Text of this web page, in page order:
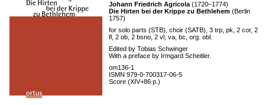
Johann Friedrich Agricola (1720–1774)
Die Hirten bei der Krippe zu Bethlehem (Berlin
1757)
for solo parts (STB), choir (SATB), 3 trp, pk, 2 cor, 2
fl, 2 ob, 2 bsno, 2 vl, va, bc, org. obl.
Edited by Tobias Schwinger
With a preface by Irmgard Scheitler.
om136-1
ISMN 979-0-700317-06-5
Score (XIV+86 p.)